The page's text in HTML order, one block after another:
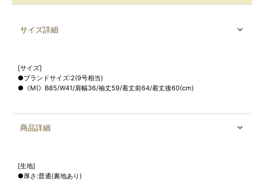
サイズ詳細
[サイズ]
●ブランドサイズ:2(9号相当)
●《M(》B85/W41/肩幅36/袖丈59/着丈前64/着丈後60(cm)
商品詳細
[生地]
●厚さ:普通(裏地あり)